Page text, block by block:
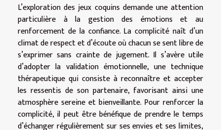
L’exploration des jeux coquins demande une attention
particulière à la gestion des émotions et au
renforcement de la confiance. La complicité naît d’un
climat de respect et d’écoute où chacun se sent libre de
s’exprimer sans crainte de jugement. Il s’avère utile
d’adopter la validation émotionnelle, une technique
thérapeutique qui consiste à reconnaître et accepter
les ressentis de son partenaire, favorisant ainsi une
atmosphère sereine et bienveillante. Pour renforcer la
complicité, il peut être bénéfique de prendre le temps
d’échanger régulièrement sur ses envies et ses limites,